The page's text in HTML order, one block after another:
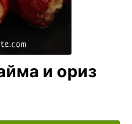
и ориз